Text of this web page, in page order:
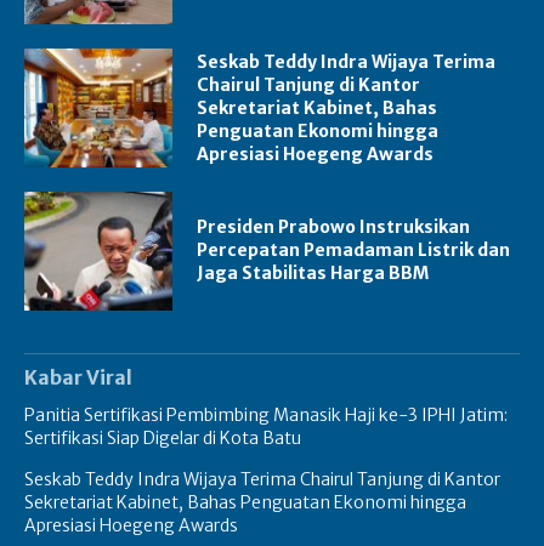
Seskab Teddy Indra Wijaya Terima
Chairul Tanjung di Kantor
Sekretariat Kabinet, Bahas
Penguatan Ekonomi hingga
Apresiasi Hoegeng Awards
Presiden Prabowo Instruksikan
Percepatan Pemadaman Listrik dan
Jaga Stabilitas Harga BBM
Kabar Viral
Panitia Sertifikasi Pembimbing Manasik Haji ke-3 IPHI Jatim:
Sertifikasi Siap Digelar di Kota Batu
Seskab Teddy Indra Wijaya Terima Chairul Tanjung di Kantor
Sekretariat Kabinet, Bahas Penguatan Ekonomi hingga
Apresiasi Hoegeng Awards